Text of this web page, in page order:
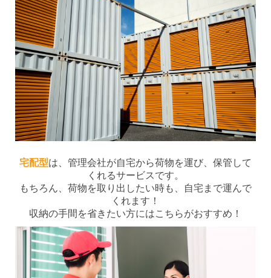
宅配型は、管理会社が自宅から荷物を運び、保管して
くれるサービスです。
もちろん、荷物を取り出したい時も、自宅まで運んで
くれます！
収納の手間を省きたい方にはこちらがおすすめ！